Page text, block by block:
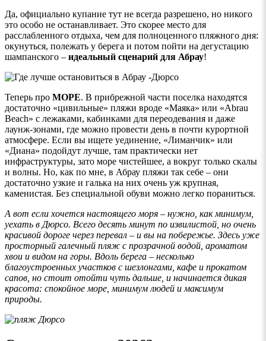
Да, официально купание тут не всегда разрешено, но никого
это особо не останавливает. Это скорее место для
расслабленного отдыха, чем для полноценного пляжного дня:
окунуться, полежать у берега и потом пойти на дегустацию
шампанского – идеальный сценарий для Абрау!
Теперь про МОРЕ. В прибрежной части поселка находятся
достаточно «цивильные» пляжи вроде «Маяка» или «Abrau
Beach» с лежаками, кабинками для переодевания и даже
лаунж-зонами, где можно провести день в почти курортной
атмосфере. Если вы ищете уединение, «Лиманчик» или
«Диана» подойдут лучше, там практически нет
инфраструктуры, зато море чистейшее, а вокруг только скалы
и волны. Но, как по мне, в Абрау пляжи так себе – они
достаточно узкие и галька на них очень уж крупная,
каменистая. Без специальной обуви можно легко пораниться.
А вот если хочется настоящего моря – нужно, как минимум,
уехать в Дюрсо. Всего десять минут по извилистой, но очень
красивой дороге через перевал – и вы на побережье. Здесь уже
просторный галечный пляж с прозрачной водой, ароматом
хвои и видом на горы. Вдоль берега – несколько
благоустроенных участков с шезлонгами, кафе и прокатом
сапов, но стоит отойти чуть дальше, и начинается дикая
красота: спокойное море, минимум людей и максимум
природы.